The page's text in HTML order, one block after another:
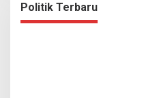
Politik Terbaru